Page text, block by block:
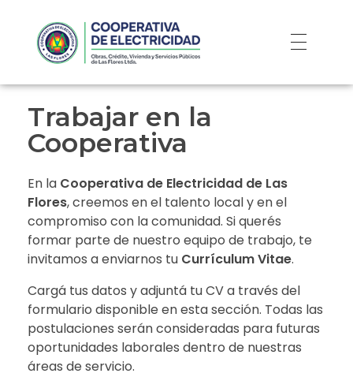
Trabajar en la
Cooperativa
En la Cooperativa de Electricidad de Las
Flores, creemos en el talento local y en el
compromiso con la comunidad. Si querés
formar parte de nuestro equipo de trabajo, te
invitamos a enviarnos tu Currículum Vitae.
Cargá tus datos y adjuntá tu CV a través del
formulario disponible en esta sección. Todas las
postulaciones serán consideradas para futuras
oportunidades laborales dentro de nuestras
áreas de servicio.